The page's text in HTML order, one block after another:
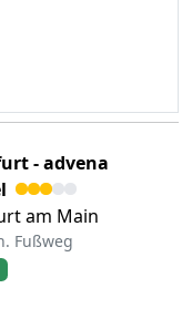
- advena
am Main
Fußweg